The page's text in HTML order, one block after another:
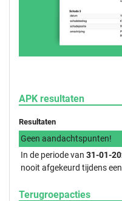
APK resultaten
Resultaten
Geen aandachtspunten!
In de periode van 31-01-
nooit afgekeurd tijdens een
Terugroepacties